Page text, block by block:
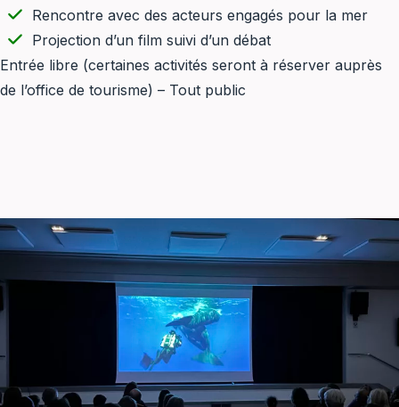
Rencontre avec des acteurs engagés pour la mer
Projection d’un film suivi d’un débat
Entrée libre (certaines activités seront à réserver auprès
de l’office de tourisme) – Tout public